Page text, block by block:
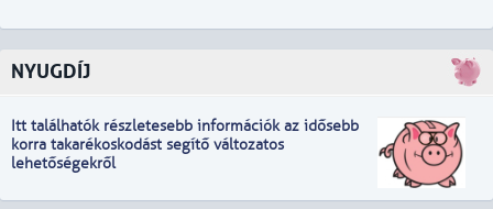
NYUGDÍJ
Itt találhatók részletesebb információkaz idősebb
korra takarékoskodást segítő változatos
lehetőségekről